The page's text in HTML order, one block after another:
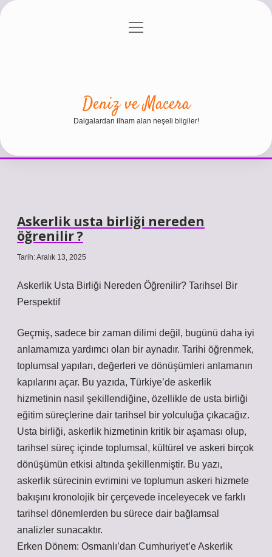
Gizlilik Politikası
menüyü
Deniz ve Macera
Dalgalardan ilham alan neşeli bilgiler!
Askerlik usta birliği nereden
öğrenilir ?
Tarih: Aralık 13, 2025
Askerlik Usta Birliği Nereden Öğrenilir? Tarihsel Bir
Perspektif
Geçmiş, sadece bir zaman dilimi değil, bugünü daha iyi
anlamamıza yardımcı olan bir aynadır. Tarihi öğrenmek,
toplumsal yapıları, değerleri ve dönüşümleri anlamanın
kapılarını açar. Bu yazıda, Türkiye’de askerlik
hizmetinin nasıl şekillendiğine, özellikle de usta birliği
eğitim süreçlerine dair tarihsel bir yolculuğa çıkacağız.
Usta birliği, askerlik hizmetinin kritik bir aşaması olup,
tarihsel süreç içinde toplumsal, kültürel ve askeri birçok
dönüşümün etkisi altında şekillenmiştir. Bu yazı,
askerlik sürecinin evrimini ve toplumun askeri hizmete
bakışını kronolojik bir çerçevede inceleyecek ve farklı
tarihsel dönemlerden bu sürece dair bağlamsal
analizler sunacaktır.
Erken Dönem: Osmanlı’dan Cumhuriyet’e Askerlik